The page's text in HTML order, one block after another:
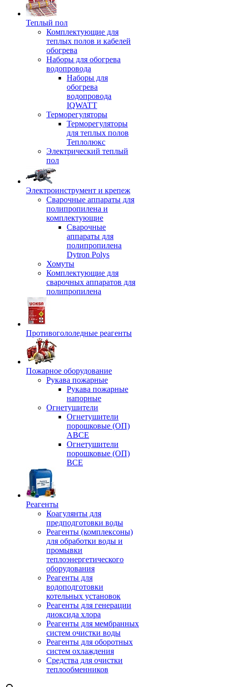
Теплый пол
Комплектующие для
теплых полов и кабелей
обогрева
Наборы для обогрева
водопровода
Наборы для
обогрева
водопровода
IQWATT
Терморегуляторы
Терморегуляторы
для теплых полов
Теплолюкс
Электрический теплый
пол
Электроинструмент и крепеж
Сварочные аппараты для
полипропилена и
комплектующие
Сварочные
аппараты для
полипропилена
Dytron Polys
Хомуты
Комплектующие для
сварочных аппаратов для
полипропилена
Противогололедные реагенты
Пожарное оборудование
Рукава пожарные
Рукава пожарные
напорные
Огнетушители
Огнетушители
порошковые (ОП)
АВСЕ
Огнетушители
порошковые (ОП)
ВСЕ
Реагенты
Коагулянты для
предподготовки воды
Реагенты (комплексоны)
для обработки воды и
промывки
теплоэнергетического
оборудования
Реагенты для
водоподготовки
котельных установок
Реагенты для генерации
диоксида хлора
Реагенты для мембранных
систем очистки воды
Реагенты для оборотных
систем охлаждения
Средства для очистки
теплообменников